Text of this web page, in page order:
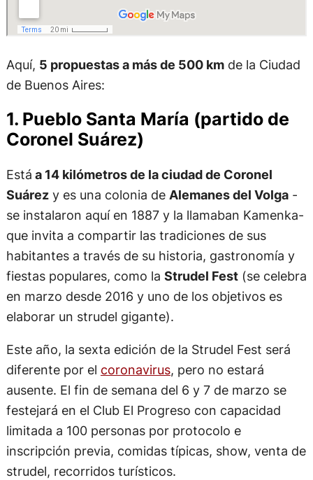
Aquí, 5 propuestas a más de 500 kmde la Ciudad
de Buenos Aires:
1. Pueblo Santa María (partido de
Coronel Suárez)
Está a 14 kilómetros de la ciudad de Coronel
Suárezy es una colonia de Alemanes del Volga-
se instalaron aquí en 1887 y la llamaban Kamenka-
que invita a compartir las tradiciones de sus
habitantes a través de su historia, gastronomía y
fiestas populares, como la Strudel Fest(se celebra
en marzo desde 2016 y uno de los objetivos es
elaborar un strudel gigante).
Este año, la sexta edición de la Strudel Fest será
diferente por el coronavirus, pero no estará
ausente. El fin de semana del 6 y 7 de marzo se
festejará en el Club El Progreso con capacidad
limitada a 100 personas por protocolo e
inscripción previa, comidas típicas, show, venta de
strudel, recorridos turísticos.